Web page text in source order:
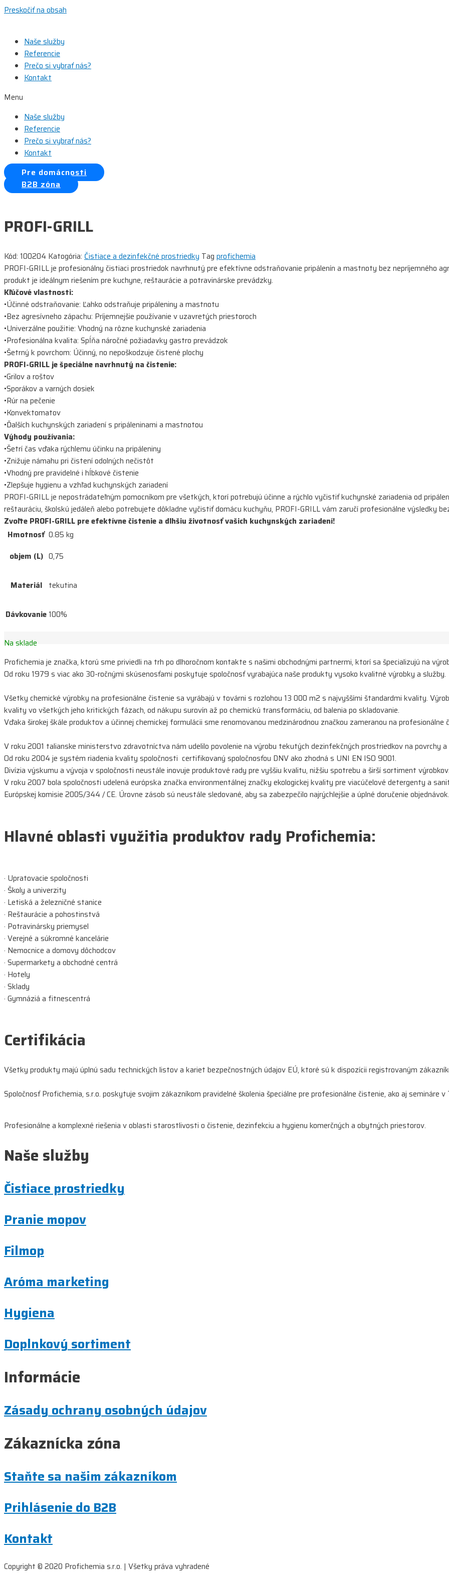
Preskočiť na obsah
Naše služby
Referencie
Prečo si vybrať nás?
Kontakt
Menu
Naše služby
Referencie
Prečo si vybrať nás?
Kontakt
Pre domácnosti
B2B zóna
PROFI-GRILL
Kód: 100204 Katogória: Čistiace a dezinfekčné prostriedky Tag profichemia
PROFI-GRILL je profesionálny čistiaci prostriedok navrhnutý pre efektívne odstraňovanie pripálenín a mastnoty bez nepríjemného
produkt je ideálnym riešením pre kuchyne, reštaurácie a potravinárske prevádzky.
Kľúčové vlastnosti:
•Účinné odstraňovanie: Ľahko odstraňuje pripáleniny a mastnotu
•Bez agresívneho zápachu: Príjemnejšie používanie v uzavretých priestoroch
•Univerzálne použitie: Vhodný na rôzne kuchynské zariadenia
•Profesionálna kvalita: Spĺňa náročné požiadavky gastro prevádzok
•Šetrný k povrchom: Účinný, no nepoškodzuje čistené plochy
PROFI-GRILL je špeciálne navrhnutý na čistenie:
•Grilov a roštov
•Sporákov a varných dosiek
•Rúr na pečenie
•Konvektomatov
•Ďalších kuchynských zariadení s pripáleninami a mastnotou
Výhody používania:
•Šetrí čas vďaka rýchlemu účinku na pripáleniny
•Znižuje námahu pri čistení odolných nečistôt
•Vhodný pre pravidelné i hĺbkové čistenie
•Zlepšuje hygienu a vzhľad kuchynských zariadení
PROFI-GRILL je nepostrádateľným pomocníkom pre všetkých, ktorí potrebujú účinne a rýchlo vyčistiť kuchynské zariadenia od
reštauráciu, školskú jedáleň alebo potrebujete dôkladne vyčistiť domácu kuchyňu, PROFI-GRILL vám zaručí profesionálne výsledky
Zvoľte PROFI-GRILL pre efektívne čistenie a dlhšiu životnosť vašich kuchynských zariadení!
Hmotnosť 0.85 kg
objem (L) 0,75
Materiál tekutina
Dávkovanie 100%
Na sklade
Profichemia je značka, ktorú sme priviedli na trh po dlhoročnom kontakte s našimi obchodnými partnermi, ktorí sa špecializujú na
Od roku 1979 s viac ako 30-ročnými skúsenosťami poskytuje spoločnosť vyrabajúca naše produkty vysoko kvalitné výrobky a služby.
Všetky chemické výrobky na profesionálne čistenie sa vyrábajú v továrni s rozlohou 13 000 m2 s najvyššími štandardmi kvality.
kvality vo všetkých jeho kritických fázach, od nákupu surovín až po chemickú transformáciu, od balenia po skladovanie.
Vďaka širokej škále produktov a účinnej chemickej formulácii sme renomovanou medzinárodnou značkou zameranou na profesionálne
V roku 2001 talianske ministerstvo zdravotníctva nám udelilo povolenie na výrobu tekutých dezinfekčných prostriedkov na povrchy
Od roku 2004 je systém riadenia kvality spoločnosti certifikovaný spoločnosťou DNV ako zhodná s UNI EN ISO 9001.
Divízia výskumu a vývoja v spoločnosti neustále inovuje produktové rady pre vyššiu kvalitu, nižšiu spotrebu a širší sortiment výrobkov.
V roku 2007 bola spoločnosti udelená európska značka environmentálnej značky ekologickej kvality pre viacúčelové detergenty a
Európskej komisie 2005/344 / CE. Úrovne zásob sú neustále sledované, aby sa zabezpečilo najrýchlejšie a úplné doručenie objednávok.
Hlavné oblasti využitia produktov rady Profichemia:
· Upratovacie spoločnosti
· Školy a univerzity
· Letiská a železničné stanice
· Reštaurácie a pohostinstvá
· Potravinársky priemysel
· Verejné a súkromné kancelárie
· Nemocnice a domovy dôchodcov
· Supermarkety a obchodné centrá
· Hotely
· Sklady
· Gymnáziá a fitnescentrá
Certifikácia
Všetky produkty majú úplnú sadu technických listov a kariet bezpečnostných údajov EÚ, ktoré sú k dispozícii registrovaným
Spoločnosť Profichemia, s.r.o. poskytuje svojim zákazníkom pravidelné školenia špeciálne pre profesionálne čistenie, ako aj semináre v
Profesionálne a komplexné riešenia v oblasti starostlivosti o čistenie, dezinfekciu a hygienu komerčných a obytných priestorov.
Naše služby
Čistiace prostriedky
Pranie mopov
Filmop
Aróma marketing
Hygiena
Doplnkový sortiment
Informácie
Zásady ochrany osobných údajov
Zákaznícka zóna
Staňte sa našim zákazníkom
Prihlásenie do B2B
Kontakt
Copyright © 2020 Profichemia s.r.o. | Všetky práva vyhradené